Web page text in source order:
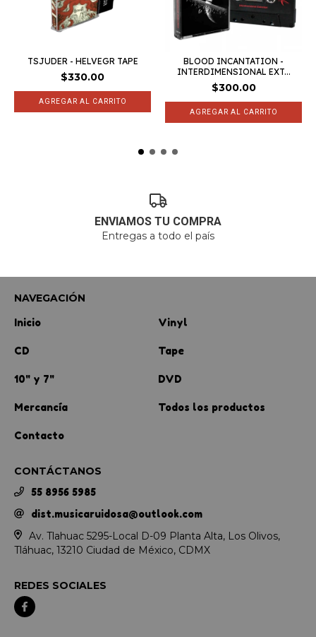
TSJUDER - HELVEGR TAPE
$330.00
BLOOD INCANTATION -
INTERDIMENSIONAL EXT...
$300.00
ENVIAMOS TU COMPRA
Entregas a todo el país
NAVEGACIÓN
Inicio Vinyl
CD Tape
10" y 7" DVD
Mercancía Todos los productos
Contacto
CONTÁCTANOS
55 8956 5985
dist.musicaruidosa@outlook.com
Av. Tlahuac 5295-Local D-09 Planta Alta, Los Olivos,
Tláhuac, 13210 Ciudad de México, CDMX
REDES SOCIALES